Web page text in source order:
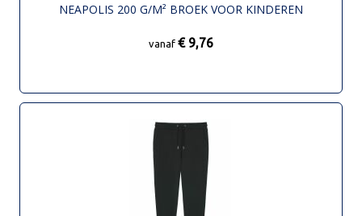
NEAPOLIS 200 G/M² BROEK VOOR KINDEREN
vanaf € 9,76